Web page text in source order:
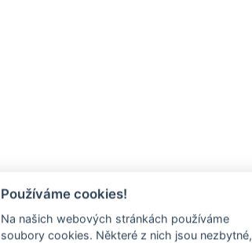
Používáme cookies!
Na našich webových stránkách používáme
soubory cookies. Některé z nich jsou nezbytné,